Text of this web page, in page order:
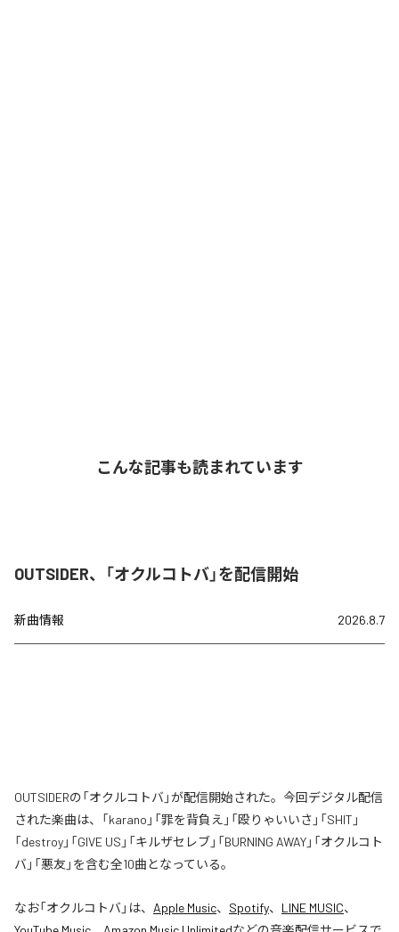
こんな記事も読まれています
OUTSIDER、「オクルコトバ」を配信開始
新曲情報 2026.8.7
OUTSIDERの「オクルコトバ」が配信開始された。今回デジタル配信
された楽曲は、「karano」「罪を背負え」「殴りゃいいさ」「SHIT」
「destroy」「GIVE US」「キルザセレブ」「BURNING AWAY」「オクルコト
バ」「悪友」を含む全10曲となっている。
なお「オクルコトバ」は、 Apple Music、 Spotify、 LINE MUSIC、